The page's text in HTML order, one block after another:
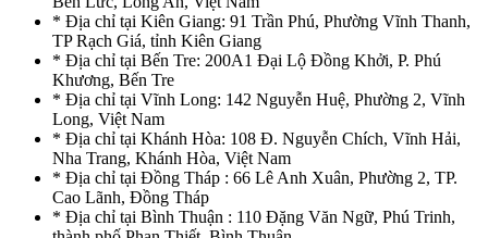
* Địa chỉ tại Kiên Giang: 91 Trần Phú, Phường Vĩnh Thanh,
TP Rạch Giá, tỉnh Kiên Giang
* Địa chỉ tại Bến Tre: 200A1 Đại Lộ Đồng Khởi, P. Phú
Khương, Bến Tre
* Địa chỉ tại Vĩnh Long: 142 Nguyễn Huệ, Phường 2, Vĩnh
Long, Việt Nam
* Địa chỉ tại Khánh Hòa: 108 Đ. Nguyễn Chích, Vĩnh Hải,
Nha Trang, Khánh Hòa, Việt Nam
* Địa chỉ tại Đồng Tháp : 66 Lê Anh Xuân, Phường 2, TP.
Cao Lãnh, Đồng Tháp
* Địa chỉ tại Bình Thuận : 110 Đặng Văn Ngữ, Phú Trinh,